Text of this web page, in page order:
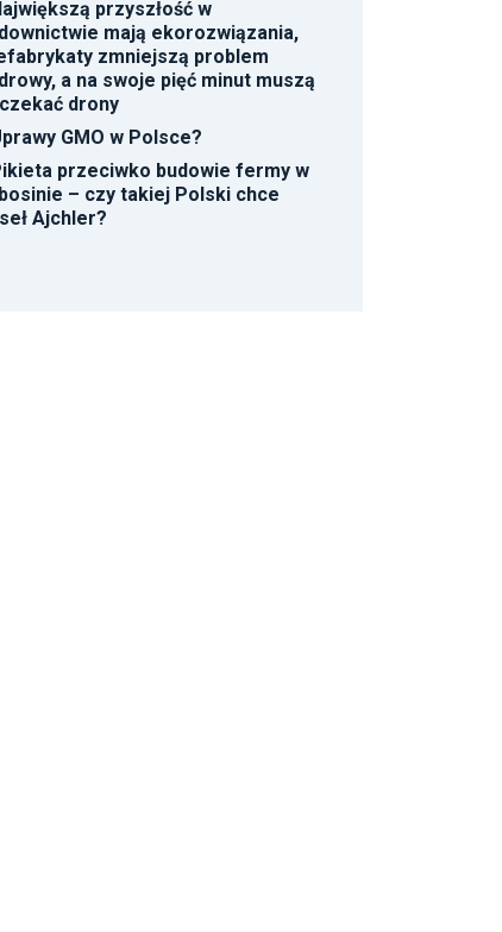
przyszłość w
mają ekorozwiązania,
zmniejszą problem
a na swoje pięć minut muszą
drony
GMO w Polsce?
przeciwko budowie fermy w
– czy takiej Polski chce
Ajchler?